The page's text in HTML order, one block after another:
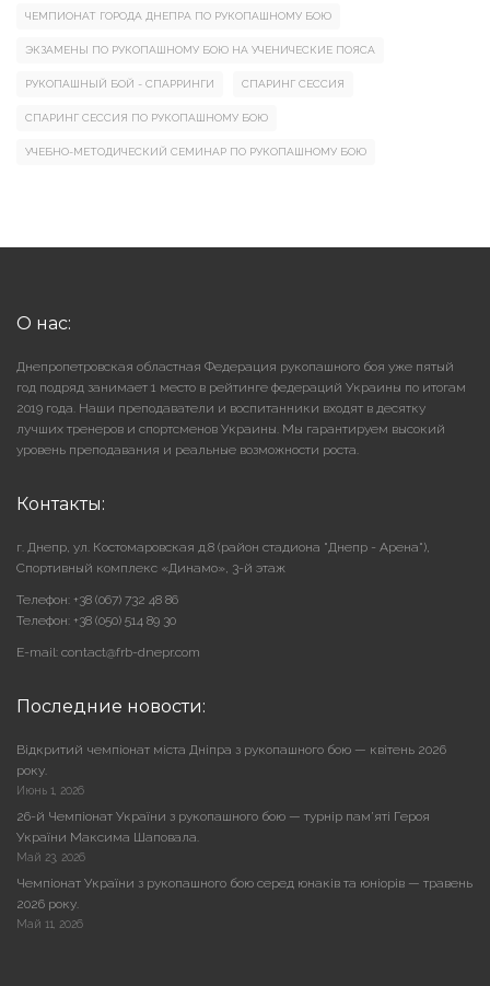
ЧЕМПИОНАТ ГОРОДА ДНЕПРА ПО РУКОПАШНОМУ БОЮ
ЭКЗАМЕНЫ ПО РУКОПАШНОМУ БОЮ НА УЧЕНИЧЕСКИЕ ПОЯСА
РУКОПАШНЫЙ БОЙ - СПАРРИНГИ СПАРИНГ СЕССИЯ
СПАРИНГ СЕССИЯ ПО РУКОПАШНОМУ БОЮ
УЧЕБНО-МЕТОДИЧЕСКИЙ СЕМИНАР ПО РУКОПАШНОМУ БОЮ
О нас:
Днепропетровская областная Федерация рукопашного боя уже пятый
год подряд занимает 1 место в рейтинге федераций Украины по итогам
2019 года. Наши преподаватели и воспитанники входят в десятку
лучших тренеров и спортсменов Украины. Мы гарантируем высокий
уровень преподавания и реальные возможности роста.
Контакты:
г. Днепр, ул. Костомаровская д.8 (район стадиона "Днепр - Арена"),
Cпортивный комплекс «Динамо», 3-й этаж
Телефон: +38 (067) 732 48 86
Телефон: +38 (050) 514 89 30
E-mail: contact@frb-dnepr.com
Последние новости:
Відкритий чемпіонат міста Дніпра з рукопашного бою — квітень 2026
року.
Июнь 1, 2026
26-й Чемпіонат України з рукопашного бою — турнір пам’яті Героя
України Максима Шаповала.
Май 23, 2026
Чемпіонат України з рукопашного бою серед юнаків та юніорів — травень
2026 року.
Май 11, 2026